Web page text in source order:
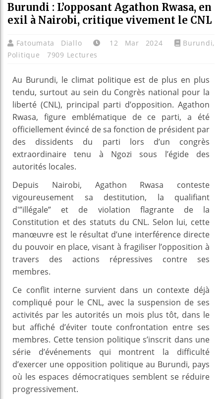
Burundi : L’opposant Agathon Rwasa, en
exil à Nairobi, critique vivement le CNL
Fatoumata Diallo 12 Mar 2024 Burundi,
Politique
7909 Lectures
Au Burundi, le climat politique est de plus en plus
tendu, surtout au sein du Congrès national pour la
liberté (CNL), principal parti d’opposition. Agathon
Rwasa, figure emblématique de ce parti, a été
officiellement évincé de sa fonction de président par
des dissidents du parti lors d’un congrès
extraordinaire tenu à Ngozi sous l’égide des
autorités locales.
Depuis Nairobi, Agathon Rwasa conteste
vigoureusement sa destitution, la qualifiant
d'”illégale” et de violation flagrante de la
Constitution et des statuts du CNL. Selon lui, cette
manœuvre est le résultat d’une interférence directe
du pouvoir en place, visant à fragiliser l’opposition à
travers des actions répressives contre ses
membres.
Ce conflit interne survient dans un contexte déjà
compliqué pour le CNL, avec la suspension de ses
activités par les autorités un mois plus tôt, dans le
but affiché d’éviter toute confrontation entre ses
membres. Cette tension politique s’inscrit dans une
série d’événements qui montrent la difficulté
d’exercer une opposition politique au Burundi, pays
où les espaces démocratiques semblent se réduire
progressivement.